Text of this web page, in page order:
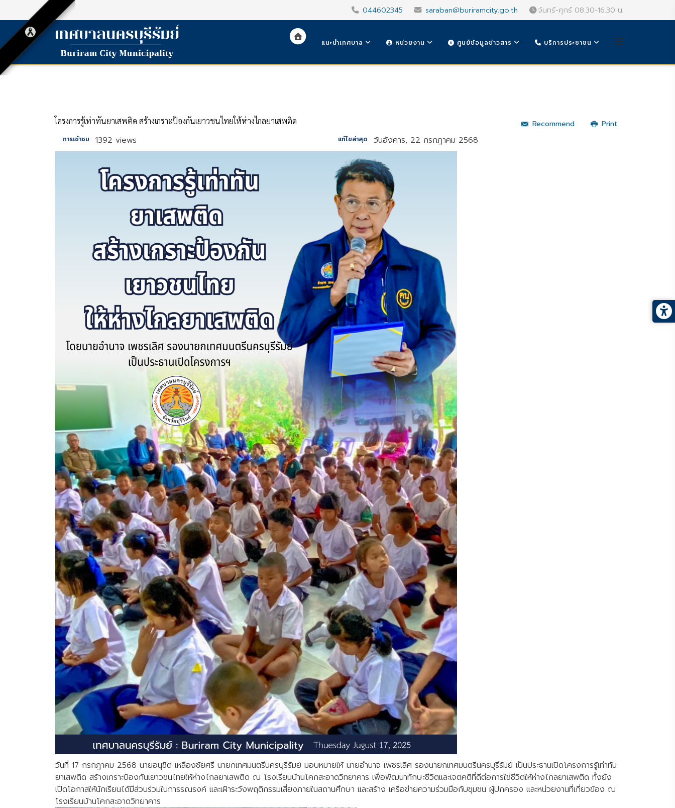
044602345 saraban@buriramcity.go.th จันทร์-ศุกร์ 08.30-16.30 น.
แนะนำเทศบาล หน่วยงาน ศูนย์ข้อมูลข่าวสาร บริการประชาชน
Recommend Print
โครงการรู้เท่าทันยาเสพติด สร้างเกราะป้องกันเยาวชนไทยให้ห่างไกลยาเสพติด
การเข้าชม 1392 views แก้ไขล่าสุด วันอังคาร, 22 กรกฎาคม 2568
วันที่ 17 กรกฎาคม 2568 นายอนุชิต เหลืองชัยศรี นายกเทศมนตรีนครบุรีรัมย์ มอบหมายให้ นายอำนาจ เพชรเลิศ รองนายกเทศมนตรีนครบุรีรัมย์ เป็นประธานเปิดโครงการรู้เท่าทัน
ยาเสพติด สร้างเกราะป้องกันเยาวชนไทยให้ห่างไกลยาเสพติด ณ โรงเรียนบ้านโคกสะอาดวิทยาคาร เพื่อพัฒนาทักษะชีวิตและเจตคติที่ดีต่อการใช่ชีวิตให้ห่างไกลยาเสพติด ทั้งยัง
เปิดโอกาสให้นักเรียนได้มีส่วนร่วมในการรณรงค์ และเฝ้าระวังพฤติกรรมเสี่ยงภายในสถานศึกษา และสร้าง เครือข่ายความร่วมมือกับชุมชน ผู้ปกครอง และหน่วยงานที่เกี่ยวข้อง ณ
โรงเรียนบ้านโคกสะอาดวิทยาคาร